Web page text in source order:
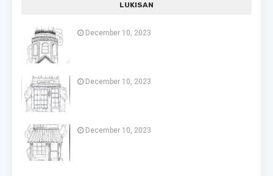
LUKISAN
December 10, 2023
December 10, 2023
December 10, 2023